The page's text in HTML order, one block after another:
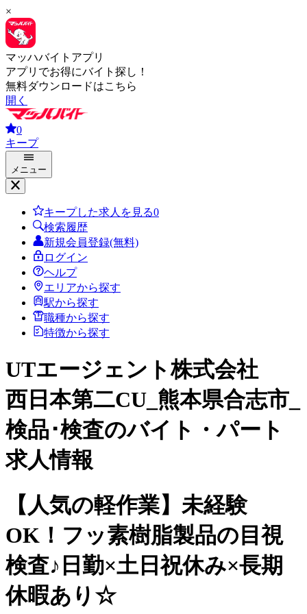
×
マッハバイトアプリ
アプリでお得にバイト探し！
無料ダウンロードはこちら
開く
0
キープ
メニュー
キープした求人を見る0
検索履歴
新規会員登録(無料)
ログイン
ヘルプ
エリアから探す
駅から探す
職種から探す
特徴から探す
UTエージェント株式会社
西日本第二CU_熊本県合志市_
検品･検査のバイト・パート
求人情報
【人気の軽作業】未経験
OK！フッ素樹脂製品の目視
検査♪日勤×土日祝休み×長期
休暇あり☆